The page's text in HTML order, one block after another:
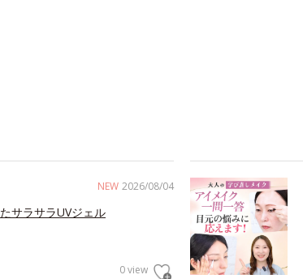
NEW 2026/08/04
サラサラUVジェル
0 view